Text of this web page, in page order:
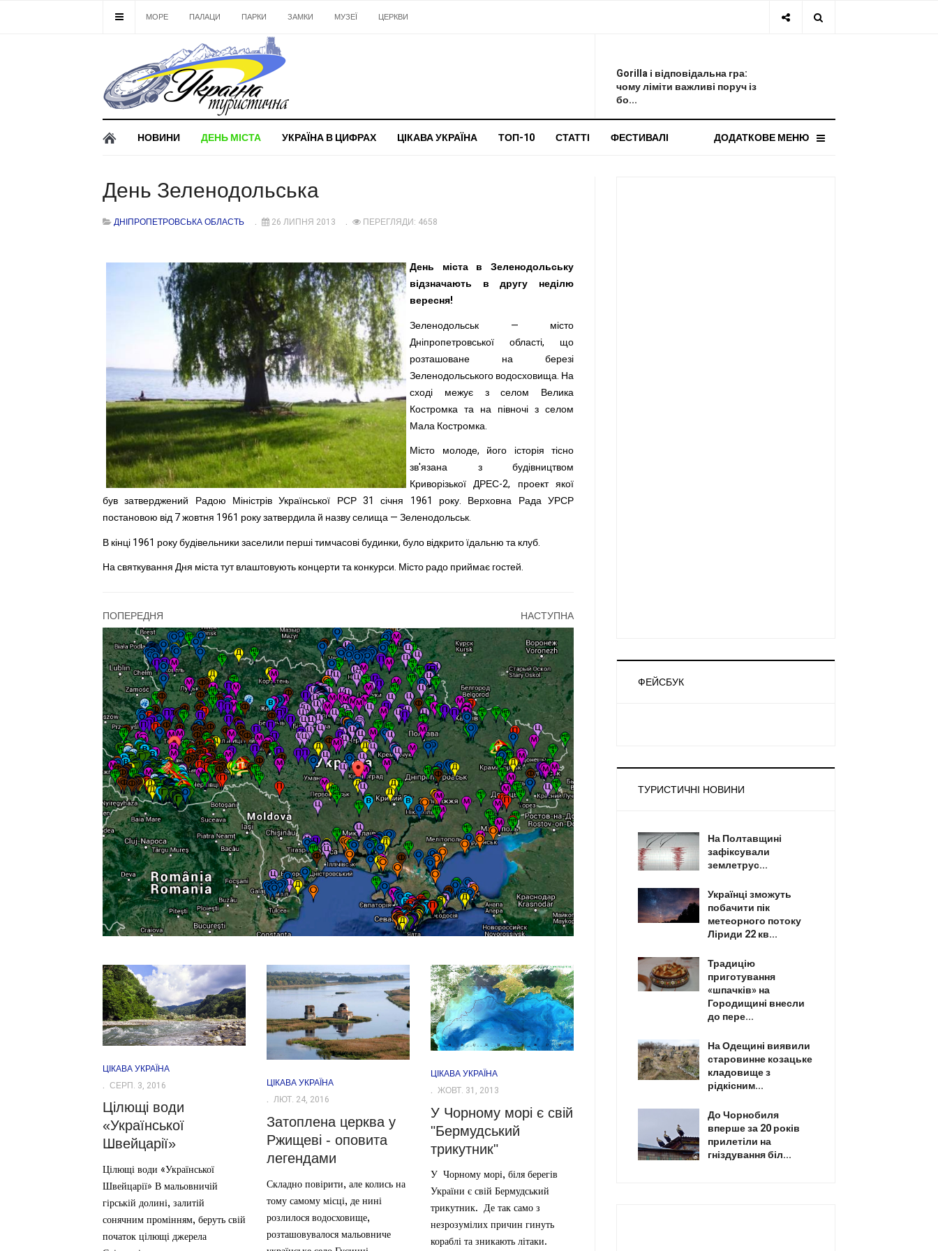
МОРЕ ПАЛАЦИ ПАРКИ ЗАМКИ МУЗЕЇ ЦЕРКВИ
Gorilla і відповідальна гра:
чому ліміти важливі поруч із
бо...
НОВИНИ ДЕНЬ МІСТА УКРАЇНА В ЦИФРАХ ЦІКАВА УКРАЇНА ТОП-10 СТАТТІ ДОДАТКОВЕ МЕНЮ
ФЕСТИВАЛІ
День Зеленодольська
ДНІПРОПЕТРОВСЬКА ОБЛАСТЬ 26 ЛИПНЯ 2013 ПЕРЕГЛЯДИ: 4658
День міста в Зеленодольську
відзначають в другу неділю
вересня!
Зеленодольськ — місто
Дніпропетровської області, що
розташоване на березі
Зеленодольського водосховища. На
сході межує з селом Велика
Костромка та на півночі з селом
Мала Костромка.
Місто молоде, його історія тісно
зв'язана з будівництвом
Криворізької ДРЕС-2, проект якої
був затверджений Радою Міністрів Української РСР 31 січня 1961 року. Верховна Рада УРСР
постановою від 7 жовтня 1961 року затвердила й назву селища — Зеленодольськ.
В кінці 1961 року будівельники заселили перші тимчасові будинки, було відкрито їдальню та клуб.
На святкування Дня міста тут влаштовують концерти та конкурси. Місто радо приймає гостей.
ПОПЕРЕДНЯ НАСТУПНА
ЦІКАВА УКРАЇНА
СЕРП. 3, 2016
Цілющі води
«Української
Швейцарії»
Цілющі води «Української
Швейцарії» В мальовничій
гірській долині, залитій
сонячним промінням, беруть свій
початок цілющі джерела
ЦІКАВА УКРАЇНА
ЛЮТ. 24, 2016
Затоплена церква у
Ржищеві - оповита
легендами
Складно повірити, але колись на
тому самому місці, де нині
розлилося водосховище,
розташовувалося мальовниче
ЦІКАВА УКРАЇНА
ЖОВТ. 31, 2013
У Чорному морі є свій
"Бермудський
трикутник"
У Чорному морі, біля берегів
України є свій Бермудський
трикутник. Де так само з
незрозумілих причин гинуть
кораблі та зникають літаки.
ФЕЙСБУК
ТУРИСТИЧНІ НОВИНИ
На Полтавщині
зафіксували
землетрус...
Українці зможуть
побачити пік
метеорного потоку
Ліриди 22 кв...
Традицію
приготування
«шпачків» на
Городищині внесли
до пере...
На Одещині виявили
старовинне козацьке
кладовище з
рідкісним...
До Чорнобиля
вперше за 20 років
прилетіли на
гніздування біл...